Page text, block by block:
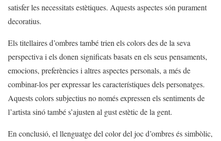
satisfer les necessitats estètiques. Aquests aspectes són purament
decoratius.
Els titellaires d’ombres també trien els colors des de la seva
perspectiva i els donen significats basats en els seus pensaments,
emocions, preferències i altres aspectes personals, a més de
combinar-los per expressar les característiques dels personatges.
Aquests colors subjectius no només expressen els sentiments de
l’artista sinó també s’ajusten al gust estètic de la gent.
En conclusió, el llenguatge del color del joc d’ombres és simbòlic,